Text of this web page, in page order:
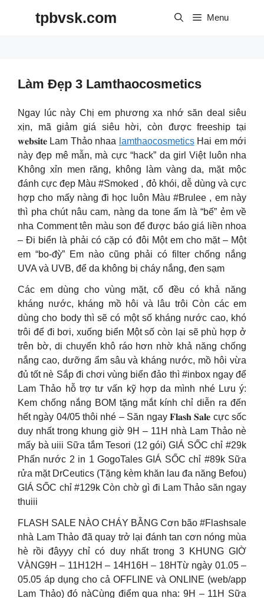
tpbvsk.com Menu
Làm Đẹp 3 Lamthaocosmetics
Ngay lúc này Chị em phương xa nhớ săn deal siêu
xịn, mã giảm giá siêu hời, còn được freeship tại
𝐰𝐞𝐛𝐬𝐢𝐭𝐞 Lam Thảo nhaa lamthaocosmeticsHai em mới
này đẹp mê mẫn, mà cực “hack” da girl Việt luôn nha
Không xỉn men răng, không làm vàng da, mặt mộc
đánh cực đẹp Màu #Smoked , đỏ khói, dễ dùng và cực
hợp cho mấy nàng đi học luôn Màu #Brulee , em này
thì pha chút nâu cam, nàng da tone ấm là “bế” ẻm về
nha Comment tên màu son để được báo giá liền nhoa
– Đi biển là phải có cặp có đôi Một em cho mặt – Một
em “bo-đỳ” Em nào cũng phải có filter chống nắng
UVA và UVB, để da không bị cháy nắng, đen sạm
Các em dùng cho vùng mặt, cổ đều có khả năng
kháng nước, kháng mồ hôi và lâu trôi Còn các em
dùng cho body thì sẽ có một số kháng nước cao, khó
trôi để đi bơi, xuống biển Một số còn lại sẽ phù hợp ở
trên bờ, di chuyển khô ráo hơn nhờ khả năng chống
nắng cao, dưỡng ẩm sâu và kháng nước, mồ hôi vừa
đủ tốt nè Sắp đi chơi vùng biển đảo thì #inbox ngay để
Lam Thảo hỗ trợ tư vấn kỹ hợp da mình nhé Lưu ý:
Kem chống nắng BOM tặng mắt kính chỉ diễn ra đến
hết ngày 04/05 thôi nhé – Săn ngay 𝐅𝐥𝐚𝐬𝐡 𝐒𝐚𝐥𝐞 cực sốc
duy nhất trong khung giờ 9H – 11H nhà Lam Thảo nè
mấy bà uiii Sữa tắm Tesori (12 gói) GIÁ SỐC chỉ #29k
Phấn nước 2 in 1 GogoTales GIÁ SỐC chỉ #89k Sữa
rửa mặt DrCeutics (Tặng kèm khăn lau đa năng Befou)
GIÁ SỐC chỉ #129k Còn chờ gì đi Lam Thảo săn ngay
thuiii
FLASH SALE NÀO CHÁY BẰNG Cơn bão #Flashsale
nhà Lam Thảo đã quay trở lại đánh tan cơn nóng mùa
hè rồi đâyyy chỉ có duy nhất trong 3 KHUNG GIỜ
VÀNG9H – 11H12H – 14H16H – 18HTừ ngày 01.05 –
05.05 áp dụng cho cả OFFLINE và ONLINE (web/app
Lam Thảo) đó nàCùng điểm qua nha: 9H – 11H Sữa